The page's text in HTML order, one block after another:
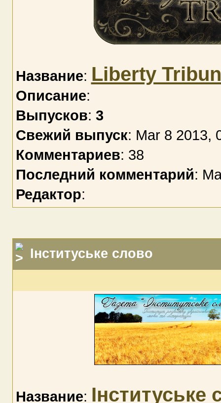
Название: Liberty
Описание:
Выпусков: 3
Свежий выпуск: Mar 8 2013,
Комментариев: 38
Последний комментарий:
Редактор:
Інституське слово
Название: Інституське